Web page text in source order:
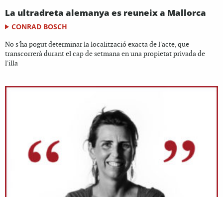
La ultradreta alemanya es reuneix a Mallorca
CONRAD BOSCH
No s'ha pogut determinar la localització exacta de l'acte, que
transcorrerà durant el cap de setmana en una propietat privada de
l'illa